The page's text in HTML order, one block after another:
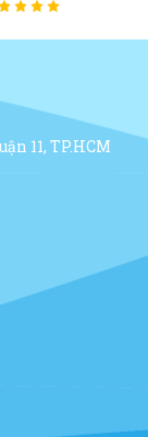
11, TP.HCM